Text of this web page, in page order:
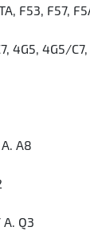
F53, F57,
4G5, 4G5/
А8
А. Q3